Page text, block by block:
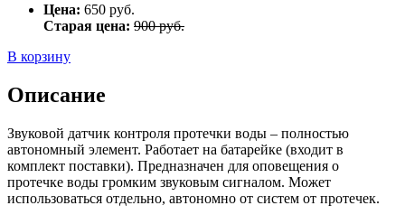
Цена: 650 руб.
Старая цена: 900 руб.
В корзину
Описание
Звуковой датчик контроля протечки воды – полностью
автономный элемент. Работает на батарейке (входит в
комплект поставки). Предназначен для оповещения о
протечке воды громким звуковым сигналом. Может
использоваться отдельно, автономно от систем от протечек.